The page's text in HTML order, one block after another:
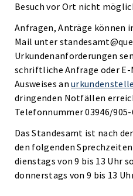
Besuch vor Ort nicht
Anfragen, Anträge können
Mail unter
Urkundenanforderungen
schriftliche Anfrage oder
Ausweises an
dringenden Notfällen
Telefonnummer 03946/905-
Das Standesamt ist nach
den folgenden
dienstags von 9 bis 13 Uhr
donnerstags von 9 bis 13